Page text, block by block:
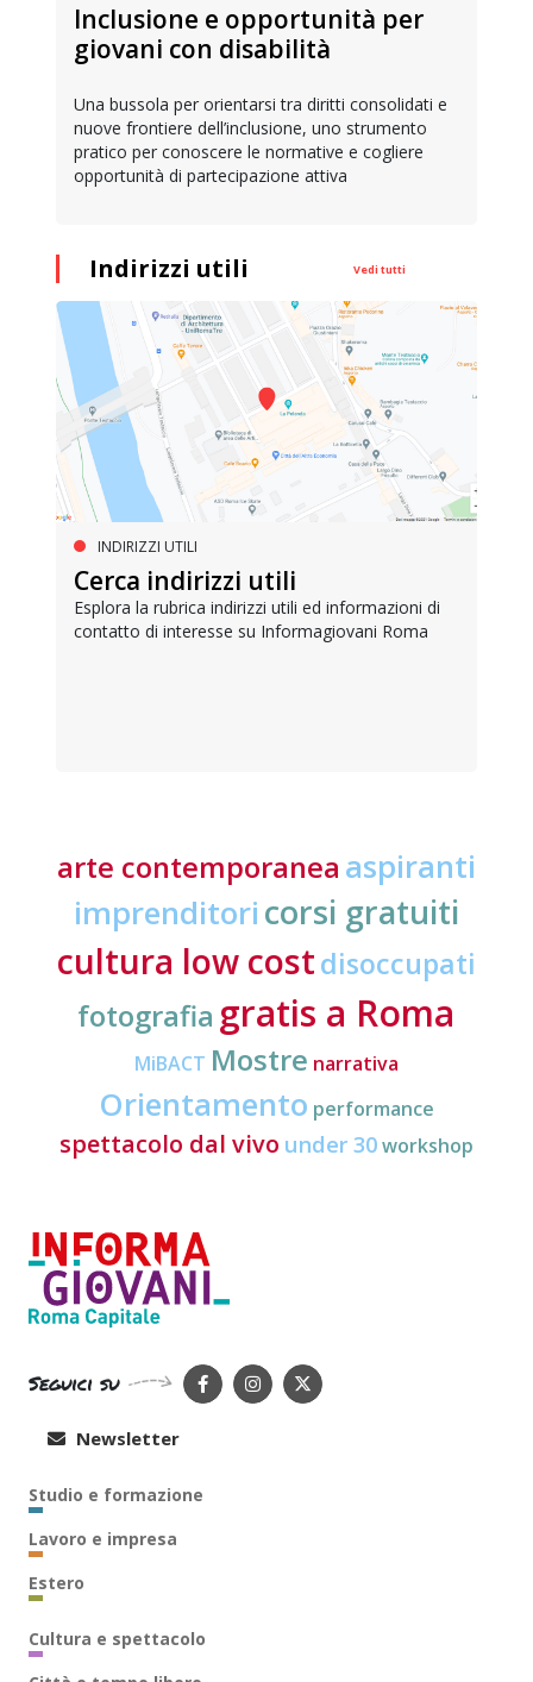
Inclusione e opportunità per
giovani con disabilità
Una bussola per orientarsi tra diritti consolidati e
nuove frontiere dell’inclusione, uno strumento
pratico per conoscere le normative e cogliere
opportunità di partecipazione attiva
Indirizzi utili Vedi tutti
INDIRIZZI UTILI
Cerca indirizzi utili
Esplora la rubrica indirizzi utili ed informazioni di
contatto di interesse su Informagiovani Roma
arte contemporanea aspiranti
imprenditori corsi gratuiti
cultura low costdisoccupati
fotografia gratis a Roma
MiBACT Mostre narrativa
Orientamento performance
spettacolo dal vivo under 30workshop
Seguici su
Newsletter
Studio e formazione
Lavoro e impresa
Estero
Cultura e spettacolo